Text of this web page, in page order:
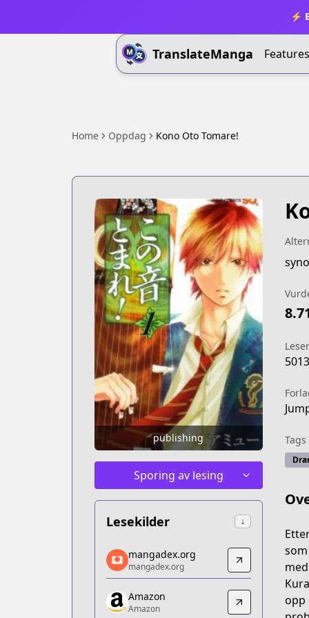
⚡
TranslateManga Features
Home Oppdag Kono Oto Tomare!
publishing
Sporing av lesing
Lesekilder ↓
mangadex.org
mangadex.org
https://mangadex.org/title/df9be021-
Amazon
mangadex.org
mangadex.org
Amazon
Amazon
Tags
opp